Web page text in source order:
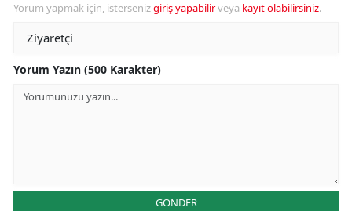
Yorum yapmak için, istersenizgiriş yapabilirveya kayıt olabilirsiniz.
Yorum Yazın (500 Karakter)
GÖNDER